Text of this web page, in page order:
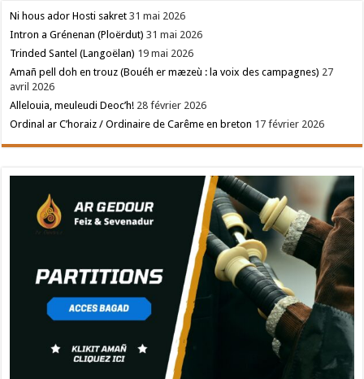
Ni hous ador Hosti sakret 31 mai 2026
Intron a Grénenan (Ploërdut) 31 mai 2026
Trinded Santel (Langoëlan) 19 mai 2026
Amañ pell doh en trouz (Bouéh er mæzeù : la voix des campagnes) 27
avril 2026
Allelouia, meuleudi Deoc’h! 28 février 2026
Ordinal ar C’horaiz / Ordinaire de Carême en breton 17 février 2026